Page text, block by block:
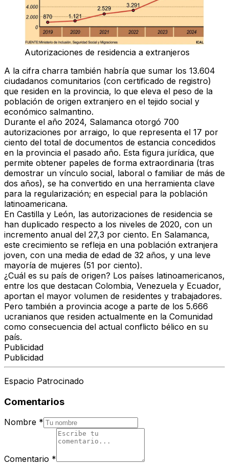
Autorizaciones de residencia a extranjeros
A la cifra charra también habría que sumar los 13.604
ciudadanos comunitarios (con certificado de registro)
que residen en la provincia, lo que eleva el peso de la
población de origen extranjero en el tejido social y
económico salmantino.
Durante el año 2024, Salamanca otorgó 700
autorizaciones por arraigo, lo que representa el 17 por
ciento del total de documentos de estancia concedidos
en la provincia el pasado año. Esta figura jurídica, que
permite obtener papeles de forma extraordinaria (tras
demostrar un vínculo social, laboral o familiar de más de
dos años), se ha convertido en una herramienta clave
para la regularización; en especial para la población
latinoamericana.
En Castilla y León, las autorizaciones de residencia se
han duplicado respecto a los niveles de 2020, con un
incremento anual del 27,3 por ciento. En Salamanca,
este crecimiento se refleja en una población extranjera
joven, con una media de edad de 32 años, y una leve
mayoría de mujeres (51 por ciento).
¿Cuál es su país de origen? Los países latinoamericanos,
entre los que destacan Colombia, Venezuela y Ecuador,
aportan el mayor volumen de residentes y trabajadores.
Pero también a provincia acoge a parte de los 5.666
ucranianos que residen actualmente en la Comunidad
como consecuencia del actual conflicto bélico en su
país.
Publicidad
Publicidad
Espacio Patrocinado
Comentarios
Nombre *
Comentario *